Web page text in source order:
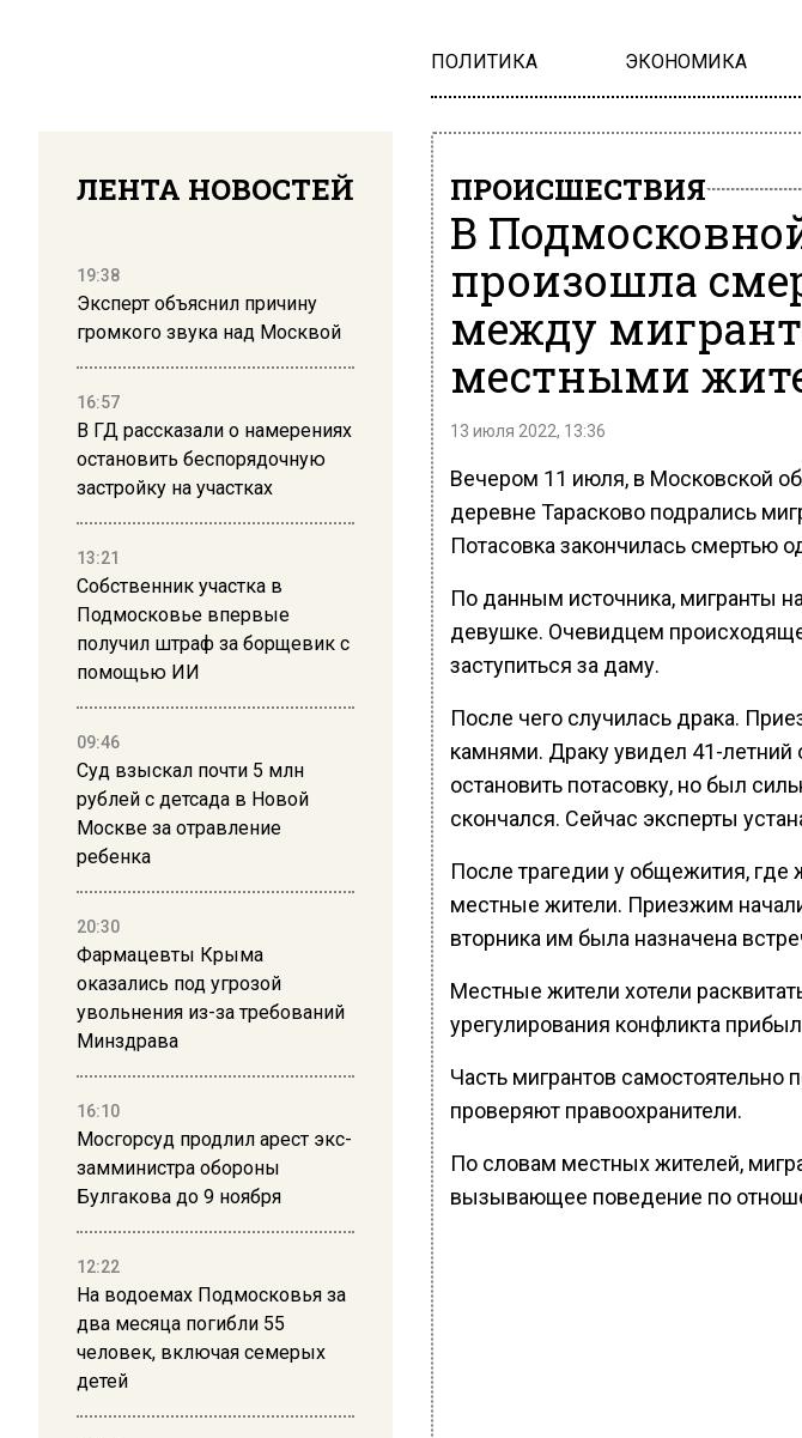
ПОЛИТИКА ЭКОНОМИКА
ЛЕНТА НОВОСТЕЙ
19:38
Эксперт объяснил причину
громкого звука над Москвой
16:57
В ГД рассказали о намерениях
остановить беспорядочную
застройку на участках
13:21
Собственник участка в
Подмосковье впервые
получил штраф за борщевик с
помощью ИИ
09:46
Суд взыскал почти 5 млн
рублей с детсада в Новой
Москве за отравление
ребенка
20:30
Фармацевты Крыма
оказались под угрозой
увольнения из-за требований
Минздрава
16:10
Мосгорсуд продлил арест экс-
замминистра обороны
Булгакова до 9 ноября
12:22
На водоемах Подмосковья за
два месяца погибли 55
человек, включая семерых
детей
ПРОИСШЕСТВИЯ
В
произошла
между
местными
13 июля 2022, 13:36
Вечером 11 июля, в Московской
деревне Тарасково подрались
Потасовка закончилась смертью
По данным источника, мигранты
девушке. Очевидцем
заступиться за даму.
После чего случилась драка.
камнями. Драку увидел 41-летний
остановить потасовку, но был
скончался. Сейчас эксперты
После трагедии у общежития, где
местные жители. Приезжим
вторника им была назначена
Местные жители хотели
урегулирования конфликта
Часть мигрантов самостоятельно
проверяют правоохранители.
По словам местных жителей,
вызывающее поведение по